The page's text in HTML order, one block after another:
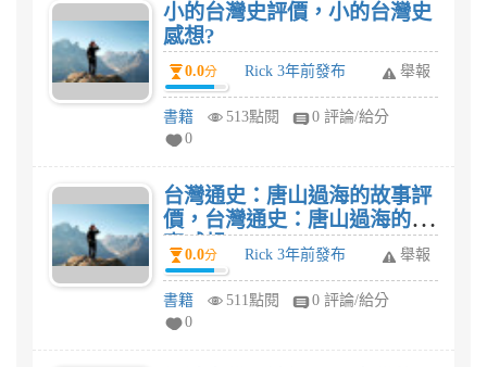
小的台灣史評價，小的台灣史
感想?
0.0分 Rick 3年前發布 舉報
書籍 513點閱
0 評論/給分
0
台灣通史：唐山過海的故事評
價，台灣通史：唐山過海的故
事感想?
0.0分 Rick 3年前發布 舉報
書籍 511點閱
0 評論/給分
0